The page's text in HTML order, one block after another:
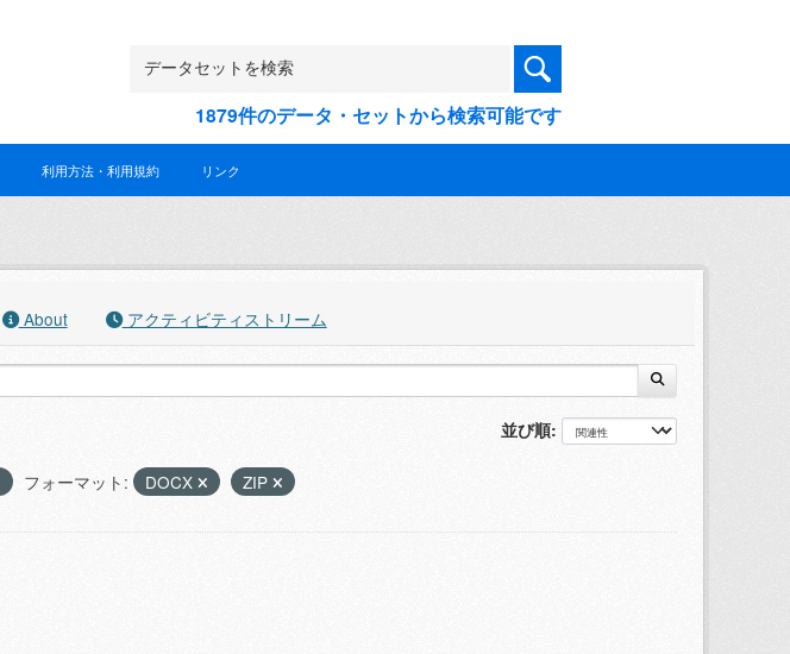
1879件のデータ・セットから検索可能です
利用方法・利用規約 リンク
About アクティビティストリーム
並び順
フォーマット: DOCX ZIP